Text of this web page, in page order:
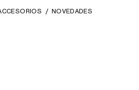
NOVEDADES